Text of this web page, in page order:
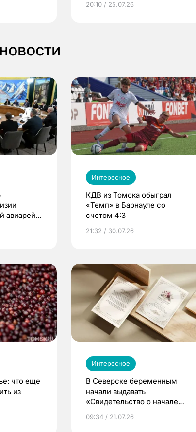
20:10 / 25.07.26
авиарейс
Интересное
КДВ из Томска обыграл
«Темп» в Барнауле со
счетом 4:3
21:32 / 30.07.26
что еще
из
Интересное
В Северске беременным
начали выдавать
«Свидетельство о начале
09:34 / 21.07.26